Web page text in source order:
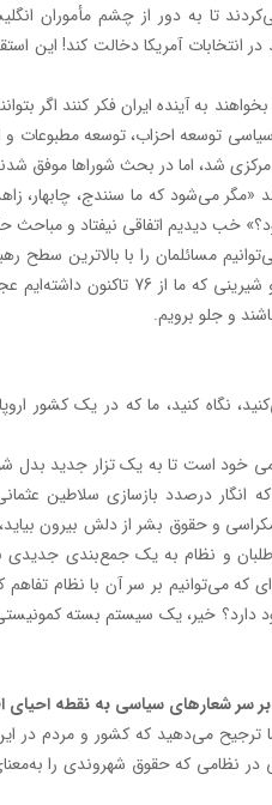
تا به دور از چشم مأموران
انتخابات آمریکا دخالت کند! این
به آینده ایران فکر کنند اگر
خواهند کرد؛ مثلا در دوران اصلاحات 3 پروژه سیاسی
می‌شود که ما سنندج، چابهار،
خب دیدیم اتفاقی نیفتاد و
مسائلمان را با بالاترین سطح
کنیم می‌توانیم موفق باشیم، من تصور می‌کنم
و جلو برویم.
نگاه کنید، ما که در یک کشور
خود است تا به یک تزار جدید بدل
که انگار درصدد بازسازی سلاطین
و حقوق بشر از دلش بیرون
و نظام به یک جمع‌بندی جدیدی
می‌توانیم بر سر آن با نظام تفاهم
ترجیح می‌دهید که کشور و مردم در
در نظامی که حقوق شهروندی را